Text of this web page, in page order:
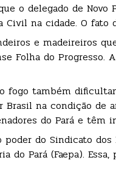
o delegado de
Civil na cidade. O
e madeireiros
Folha do
fogo também
Brasil na condição de
do Pará e têm
poder do Sindicato
do Pará (Faepa).